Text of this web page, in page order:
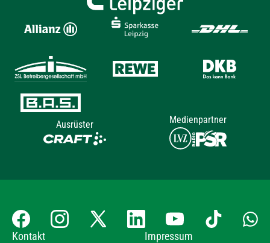
Ausrüster Medienpartner
Kontakt Impressum